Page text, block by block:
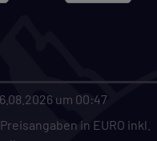
um 00:47
in EURO inkl.